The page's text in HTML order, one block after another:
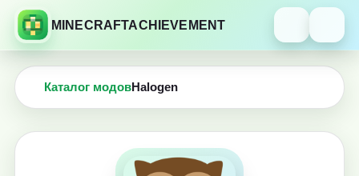
MINECRAFTACHIEVEMENT
Каталог модовHalogen